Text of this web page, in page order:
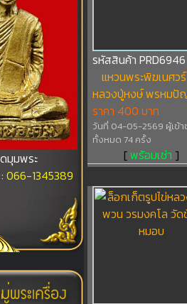
มุมพระ
066-1345389
รหัสสินค้า PRD6946
แหวนพระพิฆเนศวร์
หลวงปู่หงษ์ พรหม
ราคา 400 บาท
วันที่ 04-05-2569 ผู้เข้า
ทั้งหมด 74 ครั้ง
[พร้อมเช่า ]